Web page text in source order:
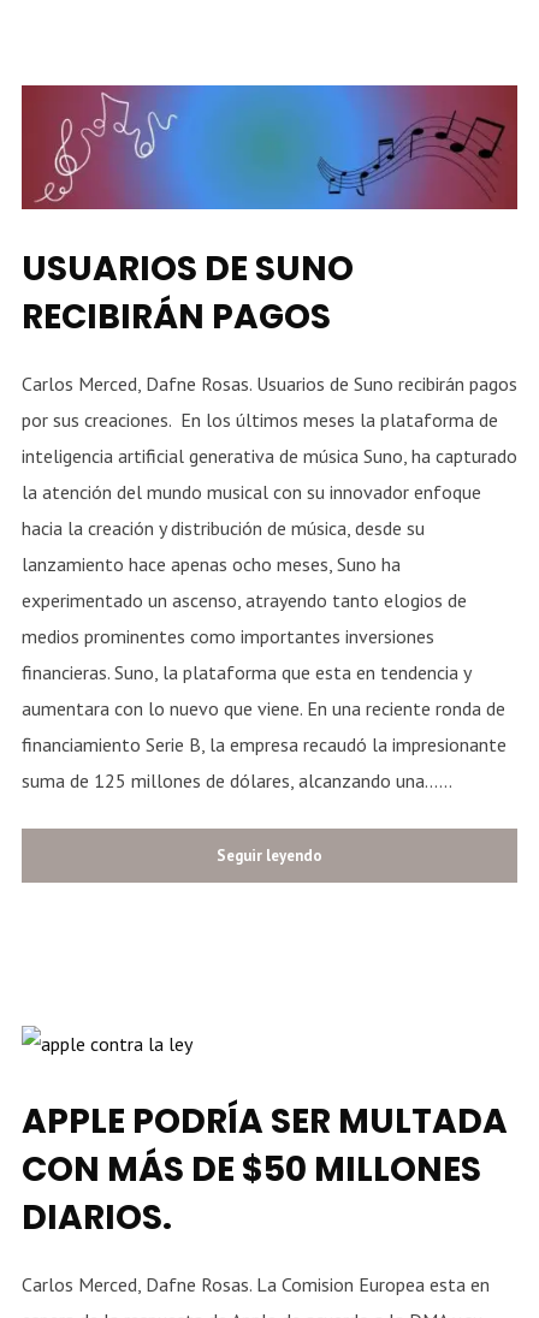
USUARIOS DE SUNO
RECIBIRÁN PAGOS
Carlos Merced, Dafne Rosas. Usuarios de Suno recibirán pagos
por sus creaciones. En los últimos meses la plataforma de
inteligencia artificial generativa de música Suno, ha capturado
la atención del mundo musical con su innovador enfoque
hacia la creación y distribución de música, desde su
lanzamiento hace apenas ocho meses, Suno ha
experimentado un ascenso, atrayendo tanto elogios de
medios prominentes como importantes inversiones
financieras. Suno, la plataforma que esta en tendencia y
aumentara con lo nuevo que viene. En una reciente ronda de
financiamiento Serie B, la empresa recaudó la impresionante
suma de 125 millones de dólares, alcanzando una......
Seguir leyendo
APPLE PODRÍA SER MULTADA
CON MÁS DE $50 MILLONES
DIARIOS.
Carlos Merced, Dafne Rosas. La Comision Europea esta en